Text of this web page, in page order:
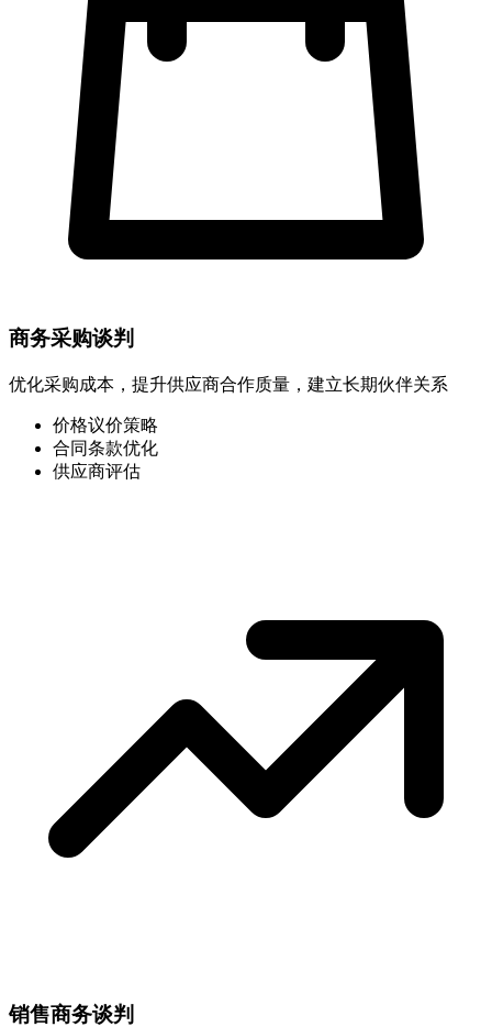
商务采购谈判
优化采购成本，提升供应商合作质量，建立长期伙伴关系
价格议价策略
合同条款优化
供应商评估
销售商务谈判